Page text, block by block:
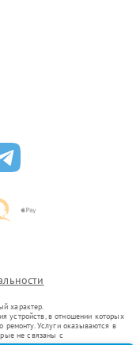
характер.
устройств, в отношении которых
Услуги оказываются в
не связаны с